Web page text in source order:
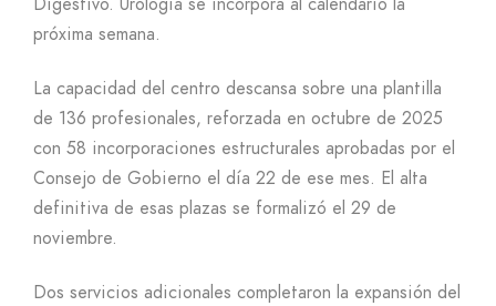
próxima semana.
La capacidad del centro descansa sobre una plantilla
de 136 profesionales, reforzada en octubre de 2025
con 58 incorporaciones estructurales aprobadas por el
Consejo de Gobierno el día 22 de ese mes. El alta
definitiva de esas plazas se formalizó el 29 de
noviembre.
Dos servicios adicionales completaron la expansión del